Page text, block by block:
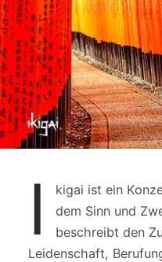
I
kigai ist ein
dem Sinn und
beschreibt den
Leidenschaft,